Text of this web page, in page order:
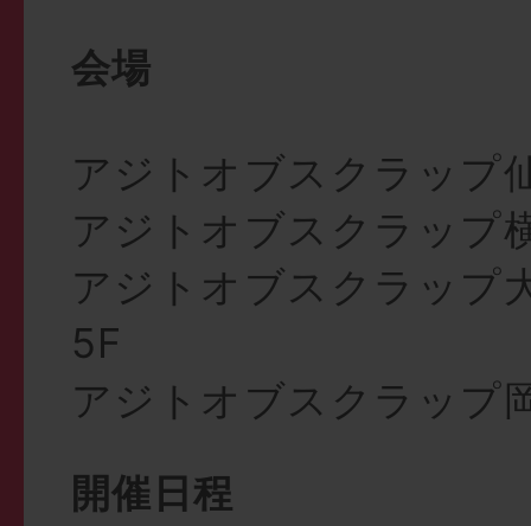
会場
アジトオブスクラップ
アジトオブスクラップ
アジトオブスクラップ
5F
アジトオブスクラップ
開催日程